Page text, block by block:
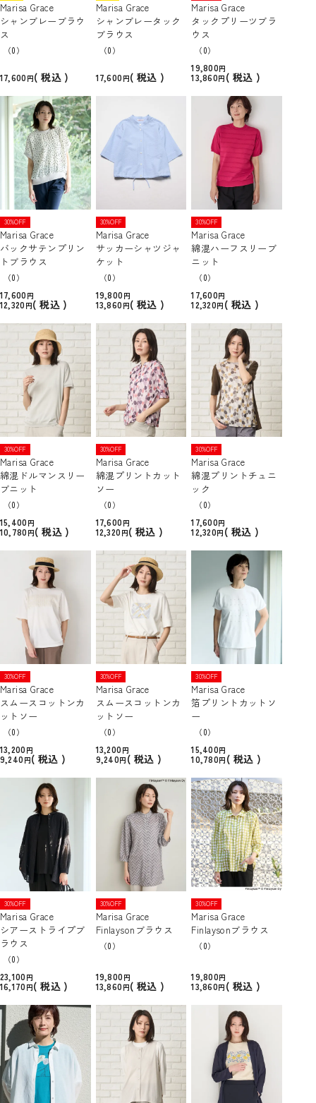
Marisa Grace
シャンブレーブラウ
ス
（0）
17,600 税込
Marisa Grace
シャンブレータック
ブラウス
（0）
17,600 税込
Marisa Grace
タックプリーツブラ
ウス
（0）
19,800
13,860
税込
30%OFF
Marisa Grace
バックサテンプリン
トブラウス
（0）
17,600
12,320
税込
30%OFF
Marisa Grace
サッカーシャツジャ
ケット
（0）
19,800
13,860
税込
30%OFF
Marisa Grace
綿混ハーフスリーブ
ニット
（0）
17,600
12,320
税込
30%OFF
Marisa Grace
綿混ドルマンスリー
ブニット
（0）
15,400
10,780
税込
30%OFF
Marisa Grace
綿混プリントカット
ソー
（0）
17,600
12,320
税込
30%OFF
Marisa Grace
綿混プリントチュニ
ック
（0）
17,600
12,320
税込
30%OFF
Marisa Grace
スムースコットンカ
ットソー
（0）
13,200
9,240
税込
30%OFF
Marisa Grace
スムースコットンカ
ットソー
（0）
13,200
9,240
税込
30%OFF
Marisa Grace
箔プリントカットソ
ー
（0）
15,400
10,780
税込
30%OFF
Marisa Grace
シアーストライプブ
ラウス
（0）
23,100
16,170
税込
30%OFF
Marisa Grace
Finlaysonブラウス
（0）
19,800
13,860
税込
30%OFF
Marisa Grace
Finlaysonブラウス
（0）
19,800
13,860
税込